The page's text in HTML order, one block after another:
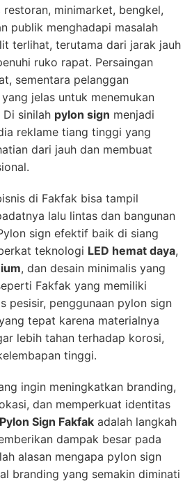
minimarket, bengkel,
publik menghadapi masalah
terlihat, terutama dari jarak jauh
ruko rapat. Persaingan
sementara pelanggan
jelas untuk menemukan
sinilah pylon sign menjadi
reklame tiang tinggi yang
dari jauh dan membuat
di Fakfak bisa tampil
lalu lintas dan bangunan
sign efektif baik di siang
teknologi LED hemat daya,
, dan desain minimalis yang
Fakfak yang memiliki
pesisir, penggunaan pylon sign
tepat karena materialnya
lebih tahan terhadap korosi,
tinggi.
ingin meningkatkan branding,
dan memperkuat identitas
Sign Fakfak adalah langkah
dampak besar pada
alasan mengapa pylon sign
branding yang semakin diminati